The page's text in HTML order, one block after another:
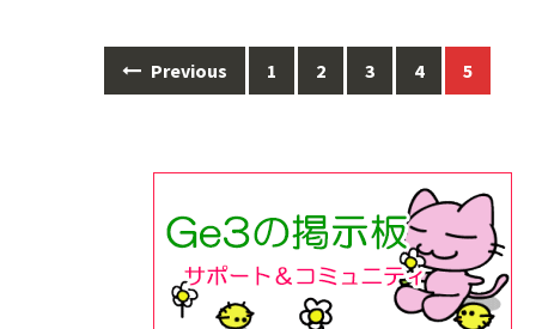
navigation
Previous 1 2 3 4 5